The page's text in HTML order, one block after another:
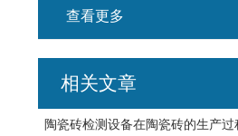
查看更多
相关文章